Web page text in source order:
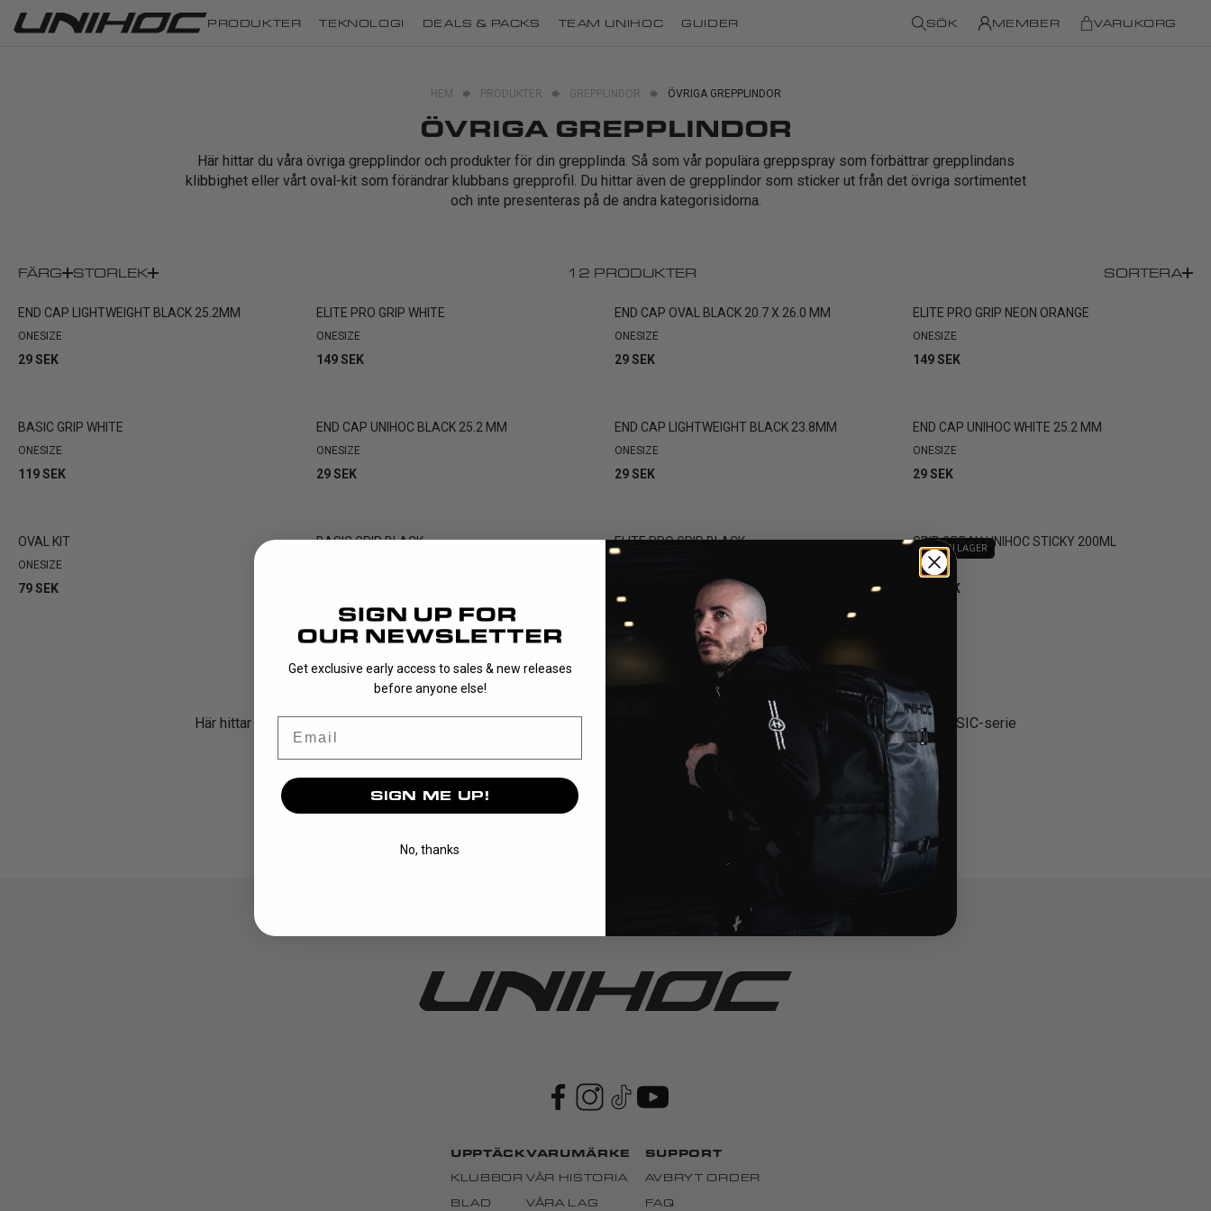
PRODUKTER TEKNOLOGI DEALS & PACKS TEAM UNIHOC GUIDER SÖK MEMBER VARUKORG
HEM PRODUKTER GREPPLINDOR ÖVRIGA GREPPLINDOR
ÖVRIGA GREPPLINDOR
Här hittar du våra övriga grepplindor och produkter för din grepplinda. Så som vår populära greppspray som förbättrar grepplindans
klibbighet eller vårt oval-kit som förändrar klubbans grepprofil. Du hittar även de grepplindor som sticker ut från det övriga sortimentet
och inte presenteras på de andra kategorisidorna.
FÄRG STORLEK 12 PRODUKTER SORTERA
END CAP LIGHTWEIGHT BLACK 25.2MM
ONESIZE
29 SEK
ELITE PRO GRIP WHITE
ONESIZE
149 SEK
END CAP OVAL BLACK 20.7 X 26.0 MM
ONESIZE
29 SEK
ELITE PRO GRIP NEON ORANGE
ONESIZE
149 SEK
BASIC GRIP WHITE
ONESIZE
119 SEK
END CAP UNIHOC BLACK 25.2 MM
ONESIZE
29 SEK
END CAP LIGHTWEIGHT BLACK 23.8MM
ONESIZE
29 SEK
END CAP UNIHOC WHITE 25.2 MM
ONESIZE
29 SEK
OVAL KIT
ONESIZE
79 SEK
BASIC GRIP BLACK ELITE PRO GRIP BLACK SLUT I LAGER
GRIP SPRAY UNIHOC STICKY 200ML
ONESIZE
249 SEK
Här hittar du de produkter som inte finns i det övriga sortimentet av grepplindor. Här finns grepplindor från vår UNIHOC BASIC-serie
som är en enklare variant av grepplinda med bra grepp och hållbarhet i färgerna vit och svart.
Här finns även grepplindor f...
UPPTÄCK
KLUBBOR
BLAD
VARUMÄRKE
VÅR HISTORIA
VÅRA LAG
SUPPORT
AVBRYT ORDER
FAQ
Get exclusive early access to sales & new releases
before anyone else!
SIGN ME UP!
No, thanks